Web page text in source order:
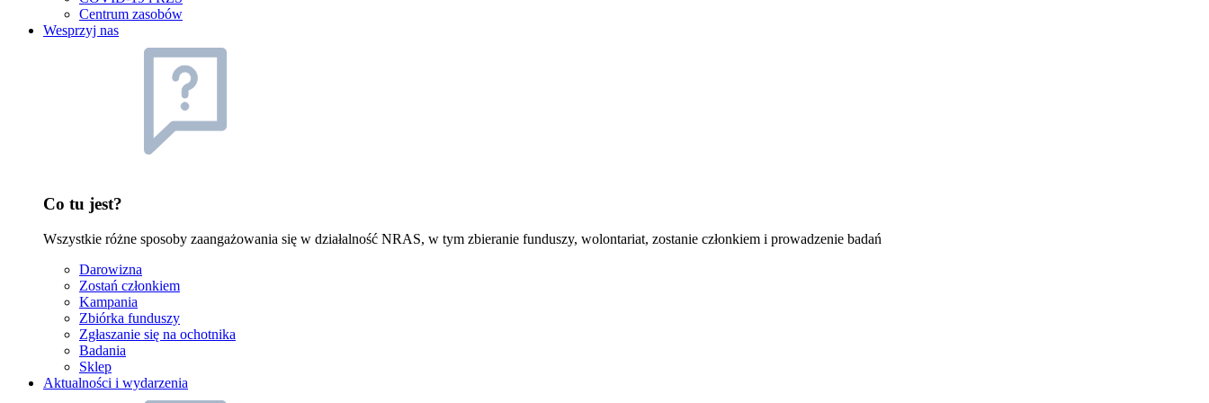
Centrum zasobów
Wesprzyj nas
Co tu jest?
Wszystkie różne sposoby zaangażowania się w działalność NRAS, w tym zbieranie funduszy, wolontariat, zostanie członkiem i prowadzenie badań
Darowizna
Zostań członkiem
Kampania
Zbiórka funduszy
Zgłaszanie się na ochotnika
Badania
Sklep
Aktualności i wydarzenia